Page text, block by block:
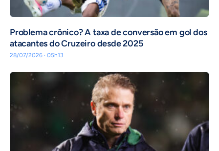
Problema crônico? A taxa de conversão em gol dos
atacantes do Cruzeiro desde 2025
28/07/2026 · 05h13